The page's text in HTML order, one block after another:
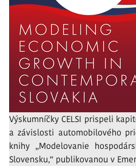
Výskumníčky CELSI prispeli
a závislosti automobilového
knihy „Modelovanie
Slovensku,“ publikovanou v